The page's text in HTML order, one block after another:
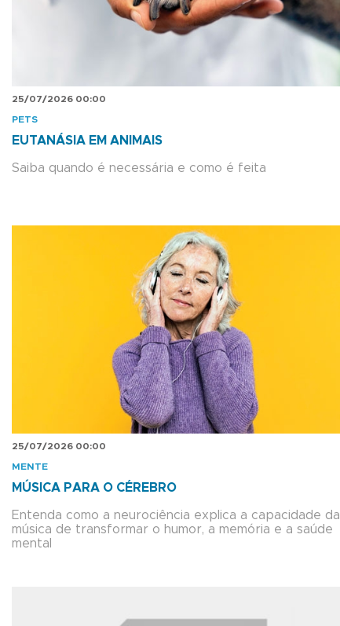
25/07/2026 00:00
PETS
EUTANÁSIA EM ANIMAIS
Saiba quando é necessária e como é feita
25/07/2026 00:00
MENTE
MÚSICA PARA O CÉREBRO
Entenda como a neurociência explica a capacidade da
música de transformar o humor, a memória e a saúde
mental